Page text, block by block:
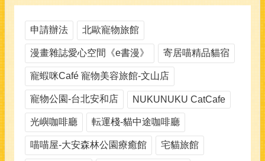
申請辦法 北歐寵物旅館
漫畫雜誌愛心空間《e書漫》 寄居喵精品貓宿
寵蝦咪Café 寵物美容旅館-文山店
寵物公園-台北安和店 NUKUNUKU CatCafe
光嶼咖啡廳 転運棧-貓中途咖啡廳
喵喵屋-大安森林公園療癒館 宅貓旅館